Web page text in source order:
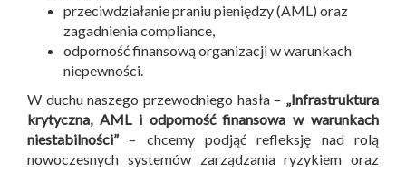
przeciwdziałanie praniu pieniędzy (AML) oraz
zagadnienia compliance,
odporność finansową organizacji w warunkach
niepewności.
W duchu naszego przewodniego hasła – „Infrastruktura
krytyczna, AML i odporność finansowa w warunkach
niestabilności”– chcemy podjąć refleksję nad rolą
nowoczesnych systemów zarządzania ryzykiem oraz